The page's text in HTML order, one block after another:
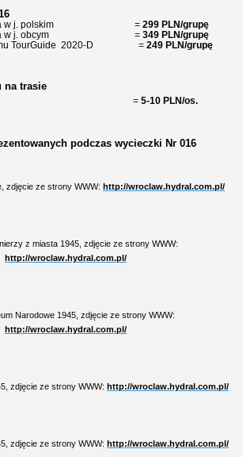
w j. polskim = 299 PLN/grupę
w j. obcym = 349 PLN/grupę
TourGuide 2020-D = 249 PLN/grupę
na trasie
= 5-10 PLN/os.
podczas wycieczki Nr 016
zdjęcie ze strony WWW: http://wroclaw.hydral.com.pl/
z miasta 1945, zdjęcie ze strony WWW:
http://wroclaw.hydral.com.pl/
Narodowe 1945, zdjęcie ze strony WWW:
http://wroclaw.hydral.com.pl/
zdjęcie ze strony WWW: http://wroclaw.hydral.com.pl/
zdjęcie ze strony WWW: http://wroclaw.hydral.com.pl/